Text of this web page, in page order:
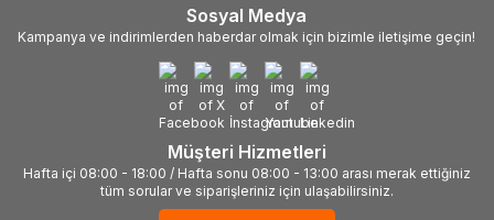
Sosyal Medya
Kampanya ve indirimlerden haberdar olmak için bizimle iletişime geçin!
Müşteri Hizmetleri
Hafta içi 08:00 - 18:00 / Hafta sonu 08:00 - 13:00 arası merak ettiğiniz
tüm sorular ve siparişleriniz için ulaşabilirsiniz.